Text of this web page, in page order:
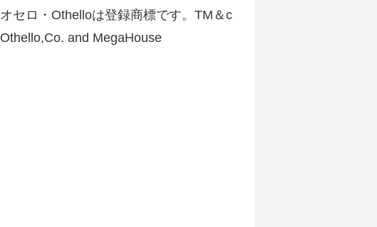
オセロ・Othelloは登録商標です。TM＆c
Othello,Co. and MegaHouse